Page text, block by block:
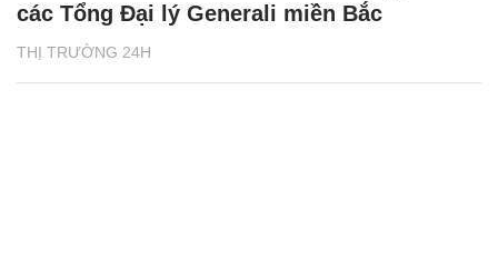
THỊ TRƯỜNG 24H
các Tổng Đại lý Generali miền Bắc